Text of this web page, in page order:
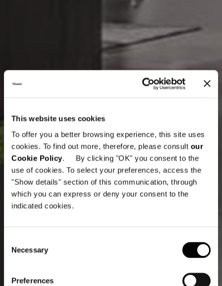
This website uses cookies
To offer you a better browsing experience, this site uses
cookies. To find out more, therefore, please consult our
Cookie Policy. By clicking "OK" you consent to the
use of cookies. To select your preferences, access the
"Show details" section of this communication, through
which you can express or deny your consent to the
indicated cookies.
Selection
Necessary
Preferences